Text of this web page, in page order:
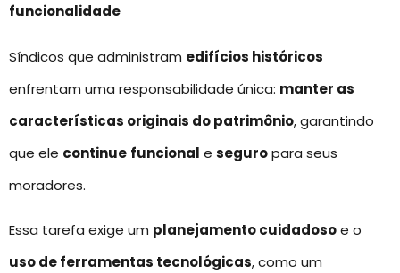
funcionalidade
Síndicos que administram edifícios históricos
enfrentam uma responsabilidade única: manter as
características originais do patrimônio, garantindo
que ele continue funcional e seguropara seus
moradores.
Essa tarefa exige um planejamento cuidadosoe o
uso de ferramentas tecnológicas, como um